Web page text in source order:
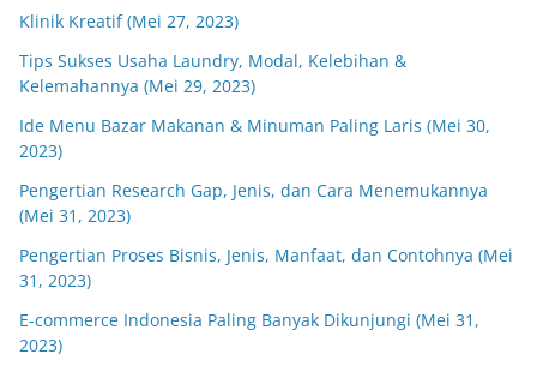
Klinik Kreatif (Mei 27, 2023)
Tips Sukses Usaha Laundry, Modal, Kelebihan &
Kelemahannya (Mei 29, 2023)
Ide Menu Bazar Makanan & Minuman Paling Laris (Mei 30,
2023)
Pengertian Research Gap, Jenis, dan Cara Menemukannya
(Mei 31, 2023)
Pengertian Proses Bisnis, Jenis, Manfaat, dan Contohnya (Mei
31, 2023)
E-commerce Indonesia Paling Banyak Dikunjungi (Mei 31,
2023)